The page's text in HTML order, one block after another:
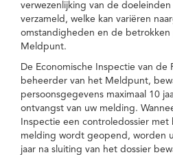
verwezenlijking van de doeleinden
verzameld, welke kan variëren
omstandigheden en de betrokken
Meldpunt.
De Economische Inspectie van de
beheerder van het Meldpunt,
persoonsgegevens maximaal 10
ontvangst van uw melding.
Inspectie een controledossier
melding wordt geopend, worden
jaar na sluiting van het dossier